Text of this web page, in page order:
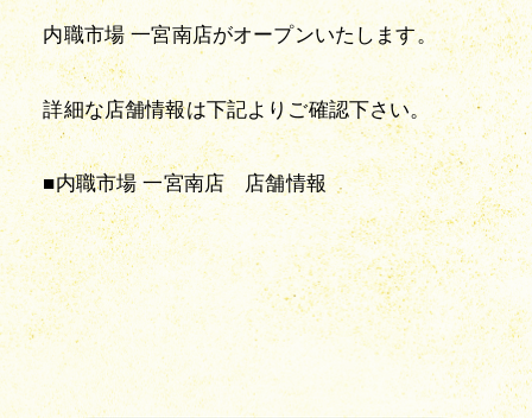
内職市場 一宮南店がオープンいたします。
詳細な店舗情報は下記よりご確認下さい。
■内職市場 一宮南店　店舗情報